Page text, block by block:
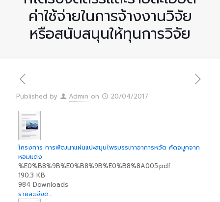
ค่าใช้จ่ายในการจ้างงานวิจัย
หรือสนับสนุนให้ทุนการวิจัย
Published by Admin on 20/04/2017
โครงการ การพัฒนาแผ่นแปะสมุนไพรบรรเทาอาการหวัด คัดจมูกจาก
หอมแดง
%E0%B8%9B%E0%B8%9B%E0%B8%8A005.pdf
190.3 KB
984 Downloads
รายละเอียด...